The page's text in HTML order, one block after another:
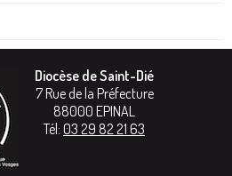
Diocèse de Saint-Dié
7 Rue de la Préfecture
88000 EPINAL
Tél: 03 29 82 21 63